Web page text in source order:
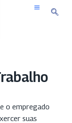
o empregado
suas